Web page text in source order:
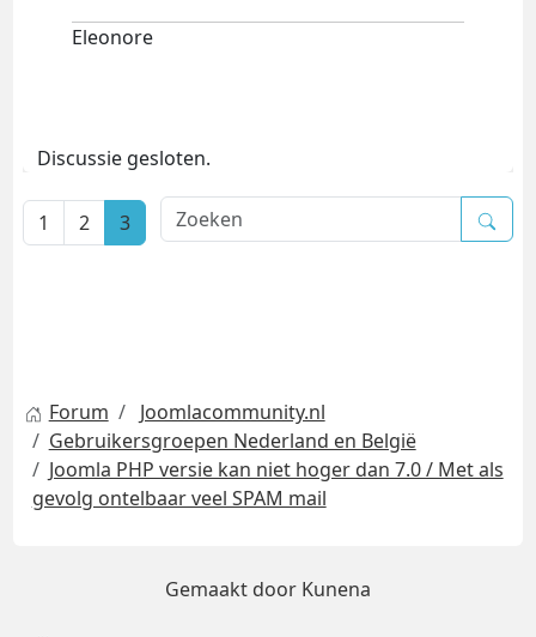
Eleonore
Discussie gesloten.
1 2 3
Forum
Joomlacommunity.nl
Gebruikersgroepen Nederland en België
Joomla PHP versie kan niet hoger dan 7.0 / Met als
gevolg ontelbaar veel SPAM mail
Gemaakt door Kunena